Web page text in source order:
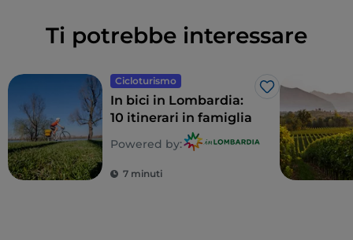
Ti potrebbe interessare
Cicloturismo
Like
In bici in Lombardia:
10 itinerari in famiglia
Powered by:
7 minuti